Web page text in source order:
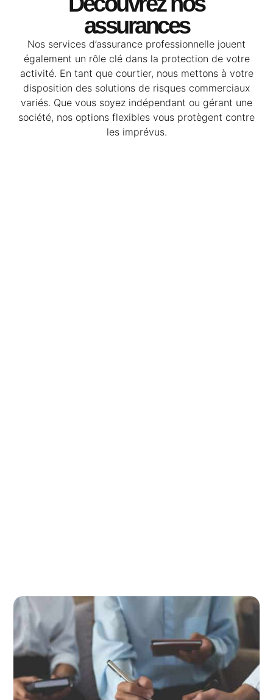
assurances
Nos services d’assurance professionnelle jouent
également un rôle clé dans la protection de votre
activité. En tant que courtier, nous mettons à votre
disposition des solutions de risques commerciaux
variés. Que vous soyez indépendant ou gérant une
société, nos options flexibles vous protègent contre
les imprévus.